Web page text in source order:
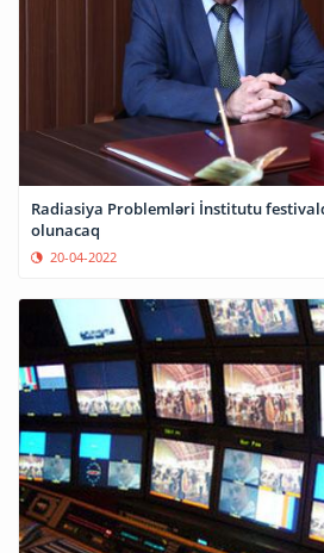
Radiasiya Problemləri İnstitutu
olunacaq
20-04-2022